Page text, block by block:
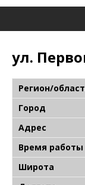
ул.
Регион/
Город
Адрес
Время работы
Широта